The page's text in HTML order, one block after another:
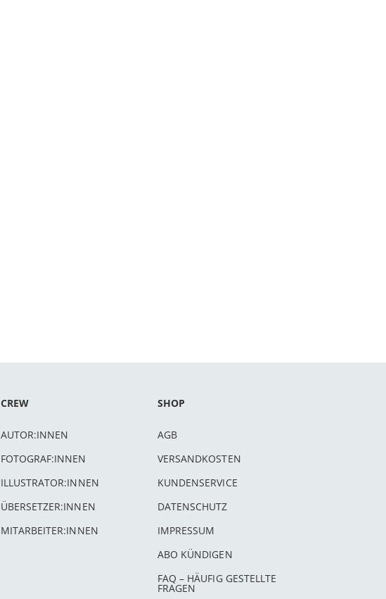
CREW
AUTOR:INNEN
FOTOGRAF:INNEN
ILLUSTRATOR:INNEN
ÜBERSETZER:INNEN
MITARBEITER:INNEN
SHOP
AGB
VERSANDKOSTEN
KUNDENSERVICE
DATENSCHUTZ
IMPRESSUM
ABO KÜNDIGEN
FAQ – HÄUFIG GESTELLTE
FRAGEN